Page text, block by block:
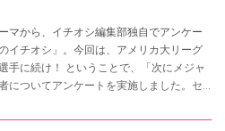
マから、イチオシ編集部独自でアンケー
イチオシ」。今回は、アメリカ大リーグ
手に続け！ ということで、「次にメジャ
についてアンケートを実施しました。セ